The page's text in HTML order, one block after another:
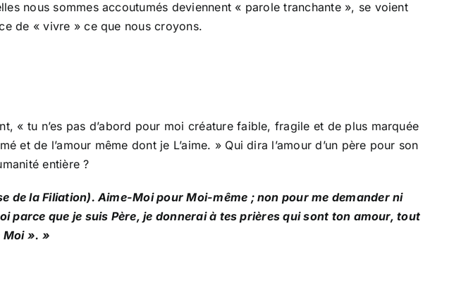
nous sommes accoutumés deviennent « parole tranchante », se voient
de « vivre » ce que nous croyons.
« tu n’es pas d’abord pour moi créature faible, fragile et de plus marquée
et de l’amour même dont je L’aime. » Qui dira l’amour d’un père pour son
entière ?
de la Filiation). Aime-Moi pour Moi-même ; non pour me demander ni
parce que je suis Père, je donnerai à tes prières qui sont ton amour, tout
Moi ». »